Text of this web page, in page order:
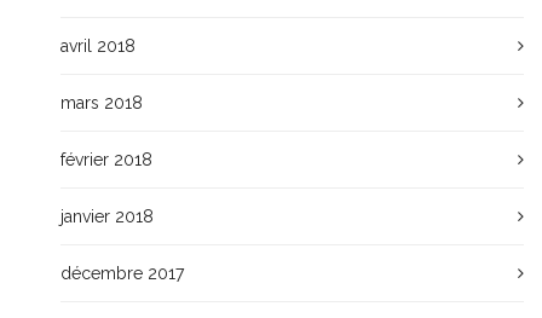
avril 2018
mars 2018
février 2018
janvier 2018
décembre 2017